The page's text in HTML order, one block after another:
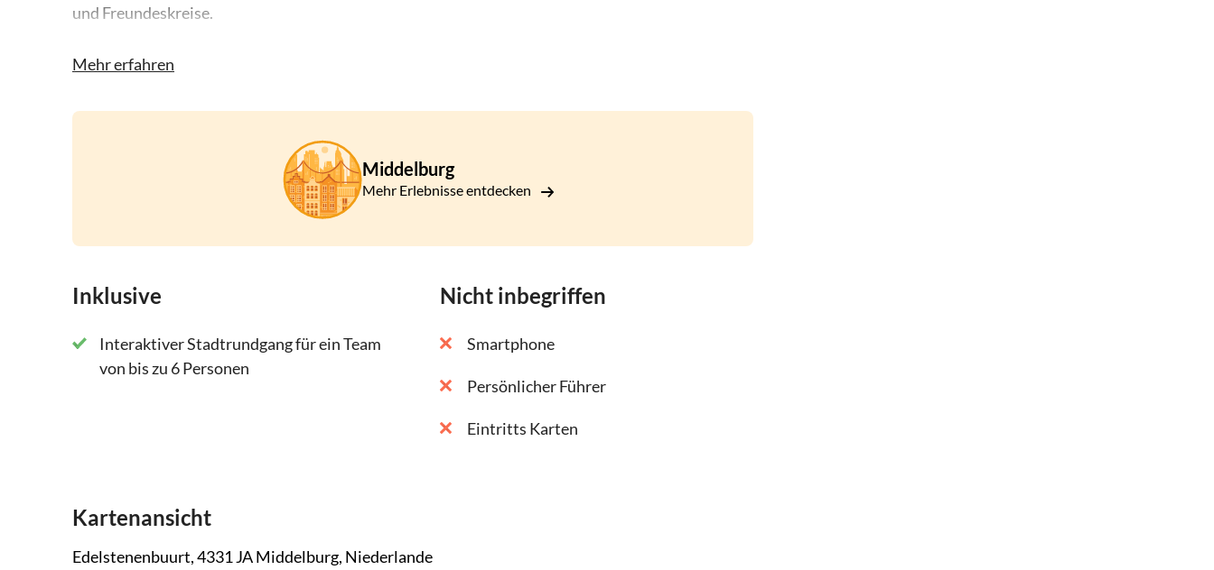
und Freundeskreise.
Jan (der Abteiturm von Long John), die Abtei, den alten Hafen, Kuiperspoort, die Oostkerk, den
Mit Ihrer Buchung erhalten Sie eine E-Mail mit Anweisungen zum Abspielen des Trails auf Ihrem
Smartphone. Am Ausgangspunkt angekommen, beginnst du deine Reise durch die Stadt, so
Mehr erfahren
Middelburg
Mehr Erlebnisse entdecken
Inklusive
Interaktiver Stadtrundgang für ein Team
von bis zu 6 Personen
Nicht inbegriffen
Smartphone
Persönlicher Führer
Eintritts Karten
Kartenansicht
Edelstenenbuurt, 4331 JA Middelburg, Niederlande